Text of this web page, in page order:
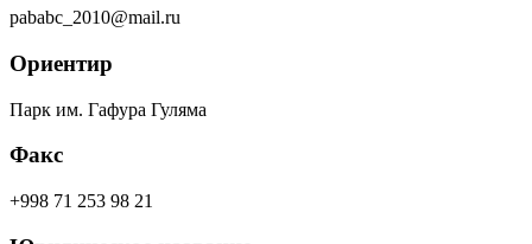
pababc_2010@mail.ru
Ориентир
Парк им. Гафура Гуляма
Факс
+998 71 253 98 21